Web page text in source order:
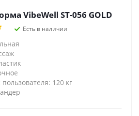
VibeWell ST-056 GOLD
Есть в наличии
120 кг